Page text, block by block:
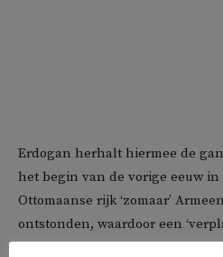
Erdogan herhalt hiermee de
het begin van de vorige eeuw
Ottomaanse rijk ‘zomaar’
ontstonden, waardoor een
Armeense gemeenschap